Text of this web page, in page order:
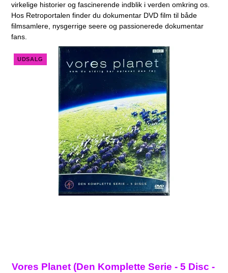
virkelige historier og fascinerende indblik i verden omkring os.
Hos Retroportalen finder du dokumentar DVD film til både
filmsamlere, nysgerrige seere og passionerede dokumentar
fans.
UDSALG
Vores Planet (Den Komplette Serie - 5 Disc -